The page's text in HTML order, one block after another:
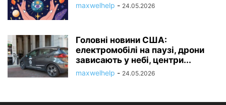
maxwelhelp - 24.05.2026
Головні новини США:
електромобілі на паузі, дрони
зависають у небі, центри...
maxwelhelp - 24.05.2026